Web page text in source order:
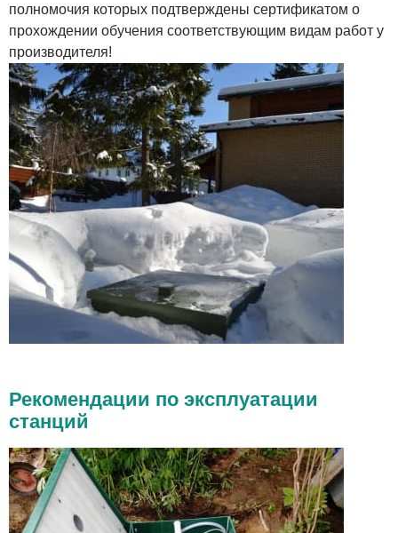
полномочия которых подтверждены сертификатом о
прохождении обучения соответствующим видам работ у
производителя!
Рекомендации по эксплуатации
станций